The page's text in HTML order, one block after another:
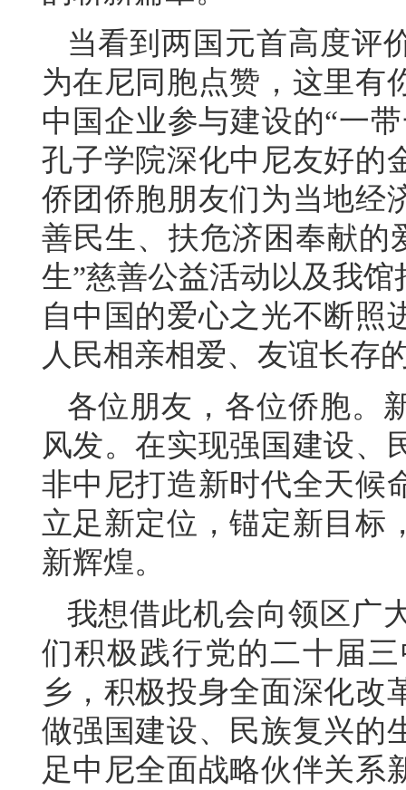
当看到两国元首高度评
为在尼同胞点赞，这里有
中国企业参与建设的“一
孔子学院深化中尼友好的
侨团侨胞朋友们为当地经
善民生、扶危济困奉献的
生”慈善公益活动以及我
自中国的爱心之光不断照
人民相亲相爱、友谊长存
各位朋友，各位侨胞。
风发。在实现强国建设、
非中尼打造新时代全天候
立足新定位，锚定新目标
新辉煌。
我想借此机会向领区广
们积极践行党的二十届
乡，积极投身全面深化改
做强国建设、民族复兴的
足中尼全面战略伙伴关系